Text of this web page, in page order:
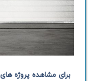
برای مشاهده پروژه